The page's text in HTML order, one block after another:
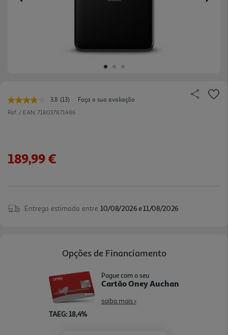
Previous
3.8 Leu
13
(13)
Faça a sua avaliação
Ref. / EAN: 718037871486
189,99 €
Entrega estimada entre 10/08/2026 e 11/08/2026
Opções de Financiamento
TAEG: 18,4%
Pague com o seu
Cartão Oney Auchan
saiba mais >